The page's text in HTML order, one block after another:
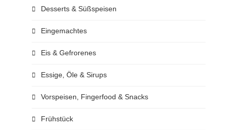
Desserts & Süßspeisen
Eingemachtes
Eis & Gefrorenes
Essige, Öle & Sirups
Vorspeisen, Fingerfood & Snacks
Frühstück